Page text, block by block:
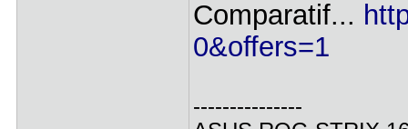
Comparatif...
0&offers=1
---------------